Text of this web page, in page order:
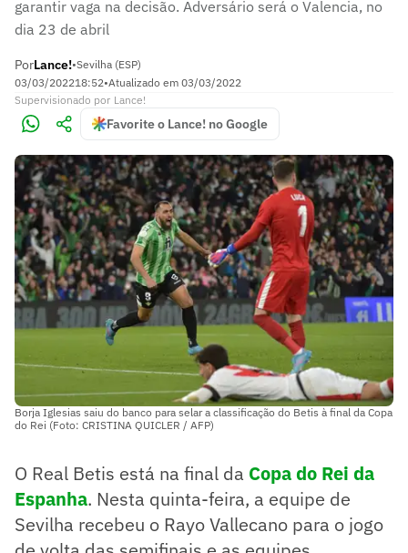
garantir vaga na decisão. Adversário será o Valencia, no
dia 23 de abril
PorLance!•Sevilha (ESP)
03/03/202218:52•Atualizado em 03/03/2022
Supervisionado por Lance!
Favorite o Lance! no Google
Borja Iglesias saiu do banco para selar a classificação do Betis à final da Copa
do Rei (Foto: CRISTINA QUICLER / AFP)
O Real Betis está na final da Copa do Rei da
Espanha. Nesta quinta-feira, a equipe de
Sevilha recebeu o Rayo Vallecano para o jogo